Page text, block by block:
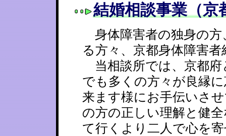
結婚相談事業（京
身体障害者の独身の方
る方々、京都身体障害
当相談所では、京都府
でも多くの方々が良縁
来ます様にお手伝いさ
の方の正しい理解と健
て行くより二人で心を